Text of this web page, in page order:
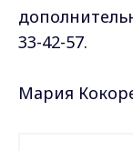
33-42-57.
Мария